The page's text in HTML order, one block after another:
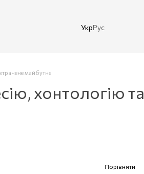
УкрРус
майбутнє
хонтологію та
Порівняти